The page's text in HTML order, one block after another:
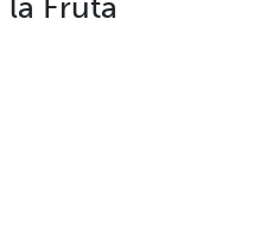
la Fruta